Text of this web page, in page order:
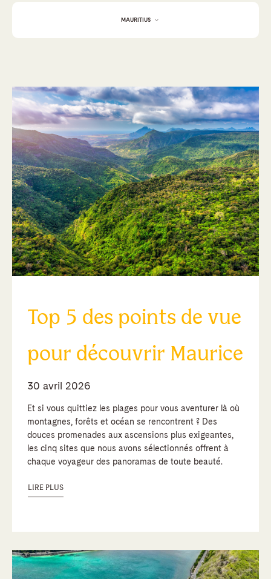
Top 5 des points de vue
pour découvrir Maurice
30 avril 2026
Et si vous quittiez les plages pour vous aventurer là où
montagnes, forêts et océan se rencontrent ? Des
douces promenades aux ascensions plus exigeantes,
les cinq sites que nous avons sélectionnés offrent à
chaque voyageur des panoramas de toute beauté.
LIRE PLUS